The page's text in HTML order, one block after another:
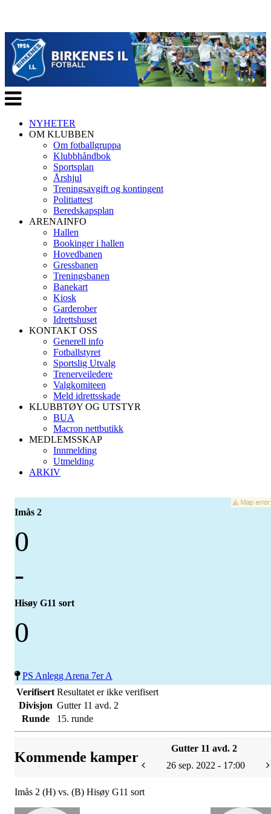
Veksle
navigasjon
NYHETER
OM KLUBBEN
Om fotballgruppa
Klubbhåndbok
Sportsplan
Årshjul
Treningsavgift og kontingent
Politiattest
Beredskapsplan
ARENAINFO
Hallen
Bookinger i hallen
Hovedbanen
Gressbanen
Treningsbanen
Banekart
Kiosk
Garderober
Idrettshuset
KONTAKT OSS
Generell info
Fotballstyret
Sportslig Utvalg
Trenerveiledere
Valgkomiteen
Meld idrettsskade
KLUBBTØY OG UTSTYR
BUA
Macron nettbutikk
MEDLEMSSKAP
Innmelding
Utmelding
ARKIV
Imås 2
0
-
Hisøy G11 sort
0
PS Anlegg Arena 7er A
Verifisert Resultatet er ikke verifisert
Divisjon Gutter 11 avd. 2
Runde
15. runde
Kommende kamper
Gutter 11 avd. 2
26 sep. 2022 - 17:00
Imås 2 (H) vs. (B) Hisøy G11 sort